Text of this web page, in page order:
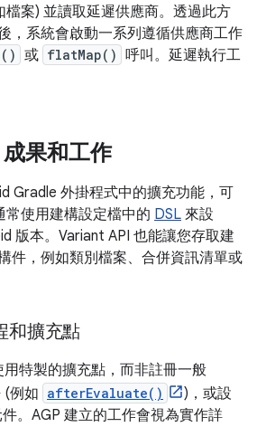
案) 並讀取延遲供應商。透過此方
，系統會啟動一系列遵循供應商工作
或 flatMap() 呼叫。延遲執行工
果和工作
Gradle 外掛程式中的擴充功能，可
使用建構設定檔中的 DSL 來設
版本。Variant API 也能讓您存取建
件，例如類別檔案、合併資訊清單或
和擴充點
特製的擴充點，而非註冊一般
(例如 afterEvaluate()
)，或設
。AGP 建立的工作會視為實作詳